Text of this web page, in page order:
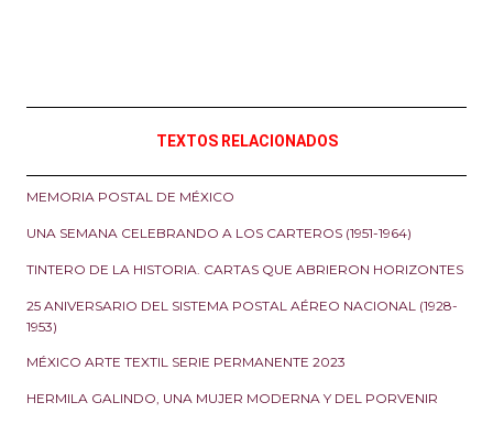
TEXTOS RELACIONADOS
MEMORIA POSTAL DE MÉXICO
UNA SEMANA CELEBRANDO A LOS CARTEROS (1951-1964)
TINTERO DE LA HISTORIA. CARTAS QUE ABRIERON HORIZONTES
25 ANIVERSARIO DEL SISTEMA POSTAL AÉREO NACIONAL (1928-
1953)
MÉXICO ARTE TEXTIL SERIE PERMANENTE 2023
HERMILA GALINDO, UNA MUJER MODERNA Y DEL PORVENIR